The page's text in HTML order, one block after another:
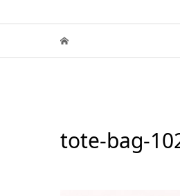
tote-bag-